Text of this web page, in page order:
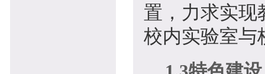
置，力求实现
校内实验室与